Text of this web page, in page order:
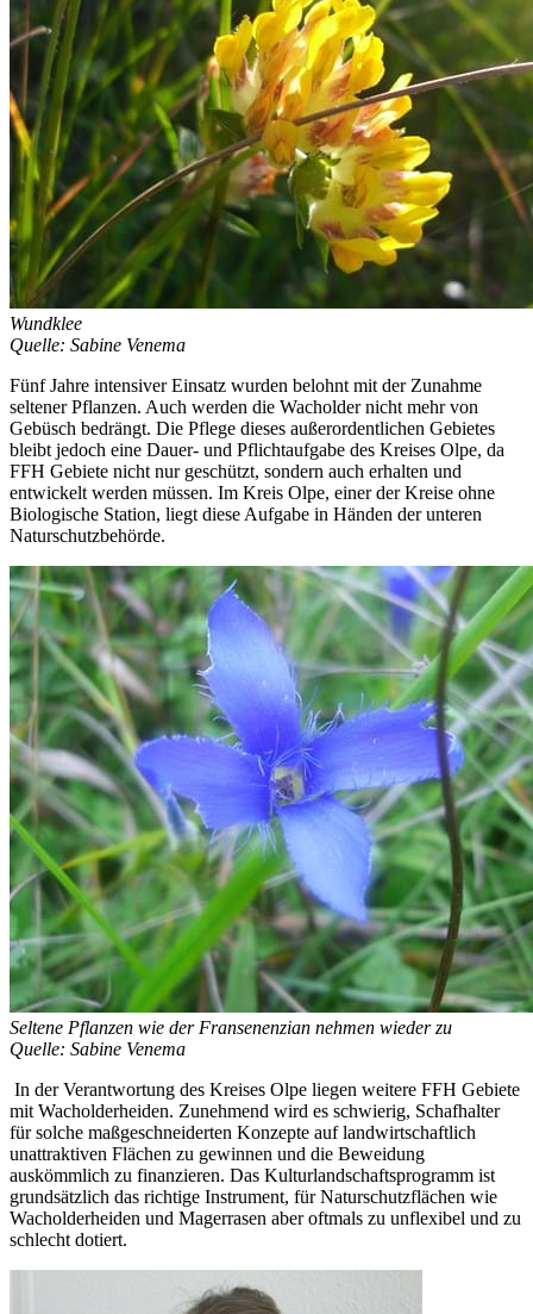
Wundklee
Quelle: Sabine Venema
Fünf Jahre intensiver Einsatz wurden belohnt mit der Zunahme
seltener Pflanzen. Auch werden die Wacholder nicht mehr von
Gebüsch bedrängt. Die Pflege dieses außerordentlichen Gebietes
bleibt jedoch eine Dauer- und Pflichtaufgabe des Kreises Olpe, da
FFH Gebiete nicht nur geschützt, sondern auch erhalten und
entwickelt werden müssen. Im Kreis Olpe, einer der Kreise ohne
Biologische Station, liegt diese Aufgabe in Händen der unteren
Naturschutzbehörde.
Seltene Pflanzen wie der Fransenenzian nehmen wieder zu
Quelle: Sabine Venema
In der Verantwortung des Kreises Olpe liegen weitere FFH Gebiete
mit Wacholderheiden. Zunehmend wird es schwierig, Schafhalter
für solche maßgeschneiderten Konzepte auf landwirtschaftlich
unattraktiven Flächen zu gewinnen und die Beweidung
auskömmlich zu finanzieren. Das Kulturlandschaftsprogramm ist
grundsätzlich das richtige Instrument, für Naturschutzflächen wie
Wacholderheiden und Magerrasen aber oftmals zu unflexibel und zu
schlecht dotiert.